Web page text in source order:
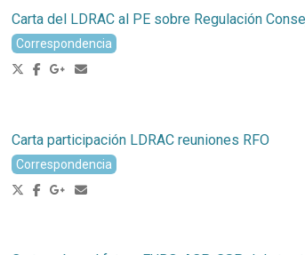
Carta del LDRAC al PE sobre Regulación
Correspondencia
Carta participación LDRAC reuniones RFO
Correspondencia